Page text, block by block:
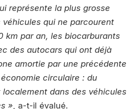
représente la plus grosse
qui ne parcourent
km par an, les biocarburants
des autocars qui ont déjà
amortie par une précédente
circulaire : du
dans des véhicules
», a-t-il évalué.